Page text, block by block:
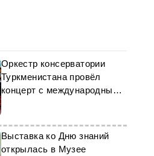
Оркестр консерватории
Туркменистана провёл
концерт с международным
репертуаром
Выставка ко Дню знаний
открылась в Музее